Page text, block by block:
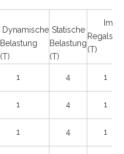
Dynamische
Belastung
(T)
Statische
Belastung
(T)
Im
(T)
1 4 1
1 4 1
1 4 1